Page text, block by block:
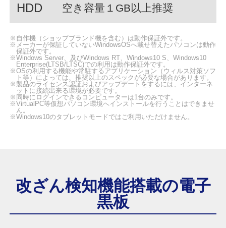
HDD 空き容量１GB以上推奨
※自作機（ショップブランド機を含む）は動作保証外です。
※メーカーが保証していないWindowsOSへ載せ替えたパソコンは動作
保証外です。
※Windows Server、及びWindows RT、Windows10 S、Windows10
Enterprise(LTSB/LTSC)での利用は動作保証外です。
※OSの利用する機能や常駐するアプリケーション（ウィルス対策ソフ
ト等）によっては、推奨以上のスペックが必要な場合があります。
※製品のライセンス認証およびアップデートをするには、インターネ
ットに接続出来る環境が必要です。
※同時にログインできるコンピューターは1台のみです。
※VirtualPC等仮想パソコン環境へインストールを行うことはできませ
ん。
※Windows10のタブレットモードではご利用いただけません。
改ざん検知機能搭載の電子
黒板